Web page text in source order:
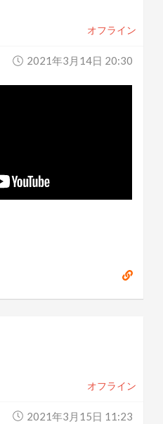
オフライン
2021年3月14日 20:30
オフライン
2021年3月15日 11:23